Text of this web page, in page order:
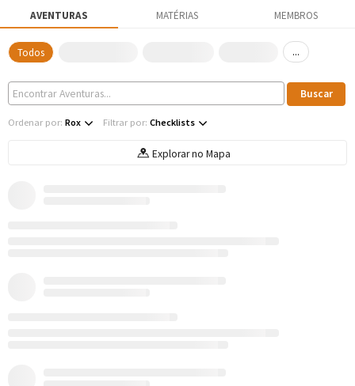
AVENTURAS MATÉRIAS MEMBROS
Todos ...
Ordenar por: Rox Filtrar por: Checklists
Explorar no Mapa